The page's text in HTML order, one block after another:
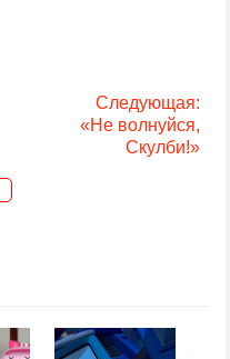
Следующая:
«Не волнуйся,
Скулби!»